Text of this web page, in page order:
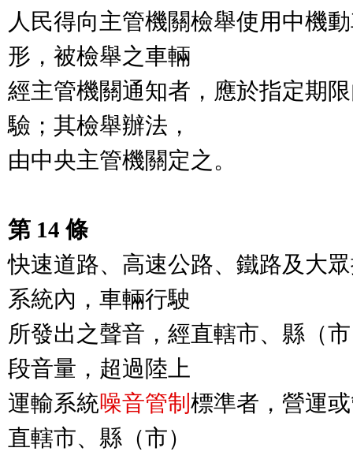
人民得向主管機關檢舉使用中機
形，被檢舉之車輛
經主管機關通知者，應於指定期
驗；其檢舉辦法，
由中央主管機關定之。
第 14 條
快速道路、高速公路、鐵路及大
系統內，車輛行駛
所發出之聲音，經直轄市、縣（
段音量，超過陸上
運輸系統噪音管制 標準者，營運
直轄市、縣（市）